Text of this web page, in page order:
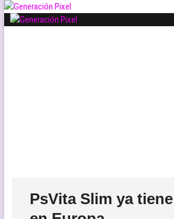
Saltar
PsVita Slim ya